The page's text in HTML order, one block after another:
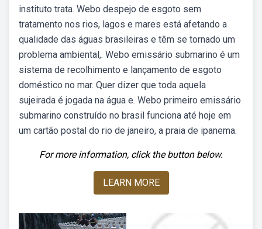
instituto trata. Webo despejo de esgoto sem
tratamento nos rios, lagos e mares está afetando a
qualidade das águas brasileiras e têm se tornado um
problema ambiental,. Webo emissário submarino é um
sistema de recolhimento e lançamento de esgoto
doméstico no mar. Quer dizer que toda aquela
sujeirada é jogada na água e. Webo primeiro emissário
submarino construído no brasil funciona até hoje em
um cartão postal do rio de janeiro, a praia de ipanema.
For more information, click the button below.
LEARN MORE